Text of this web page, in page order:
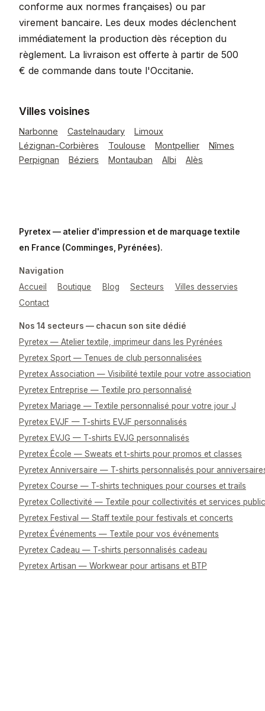
conforme aux normes françaises) ou par
virement bancaire. Les deux modes déclenchent
immédiatement la production dès réception du
règlement. La livraison est offerte à partir de 500
€ de commande dans toute l'Occitanie.
Villes voisines
Narbonne Castelnaudary
Limoux
Lézignan-Corbières
Toulouse Montpellier
Nîmes
Perpignan
Béziers Montauban Albi Alès
Pyretex — atelier d'impression et de marquage textile
en France (Comminges, Pyrénées).
Navigation
Accueil
Boutique Blog Secteurs
Villes desservies
Contact
Nos 14 secteurs — chacun son site dédié
Pyretex — Atelier textile, imprimeur dans les Pyrénées
Pyretex Sport — Tenues de club personnalisées
Pyretex Association — Visibilité textile pour votre association
Pyretex Entreprise — Textile pro personnalisé
Pyretex Mariage — Textile personnalisé pour votre jour J
Pyretex EVJF — T-shirts EVJF personnalisés
Pyretex EVJG — T-shirts EVJG personnalisés
Pyretex École — Sweats et t-shirts pour promos et classes
Pyretex Anniversaire — T-shirts personnalisés pour
Pyretex Course — T-shirts techniques pour courses et trails
Pyretex Collectivité — Textile pour collectivités et services
Pyretex Festival — Staff textile pour festivals et concerts
Pyretex Événements — Textile pour vos événements
Pyretex Cadeau — T-shirts personnalisés cadeau
Pyretex Artisan — Workwear pour artisans et BTP